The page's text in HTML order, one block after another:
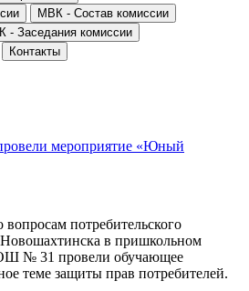
МВК - Состав комиссии
- Заседания комиссии
Контакты
мероприятие «Юный
потребительского
в пришкольном
№ 31 провели обучающее
теме защиты прав потребителей.